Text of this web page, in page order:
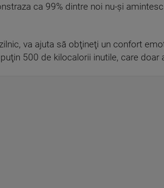
ca 99% dintre noi nu-şi
va ajuta să obţineţi un confort
500 de kilocalorii inutile, care doar